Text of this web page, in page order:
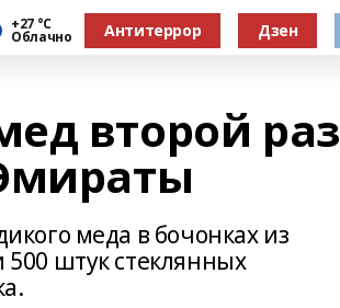
+27 °С
Облачно Антитеррор Дзен
второй раз
меда в бочонках из
500 штук стеклянных